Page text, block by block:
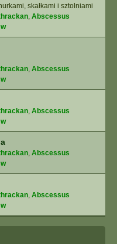
skałkami i sztolniami
, Abscessus
, Abscessus
, Abscessus
, Abscessus
, Abscessus